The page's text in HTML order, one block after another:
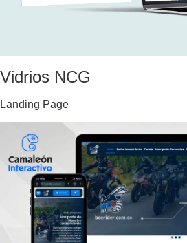
Vidrios NCG
Landing Page